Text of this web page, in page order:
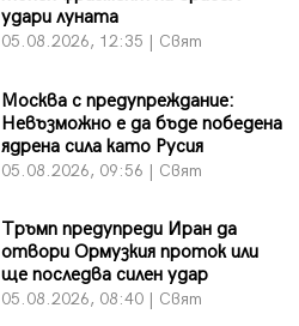
удари луната
05.08.2026, 12:35 | Свят
Москва с предупреждание:
Невъзможно е да бъде победена
ядрена сила като Русия
05.08.2026, 09:56 | Свят
Тръмп предупреди Иран да
отвори Ормузкия проток или
ще последва силен удар
05.08.2026, 08:40 | Свят